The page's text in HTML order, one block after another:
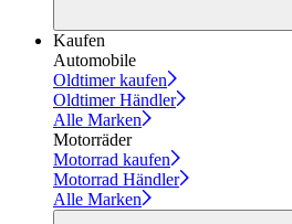
Kaufen
Automobile
Oldtimer kaufen
Oldtimer Händler
Alle Marken
Motorräder
Motorrad kaufen
Motorrad Händler
Alle Marken